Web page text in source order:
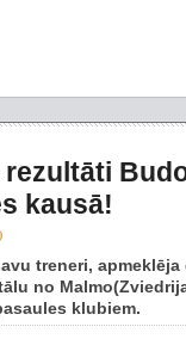
kausā!
treneri,
no
klubiem.